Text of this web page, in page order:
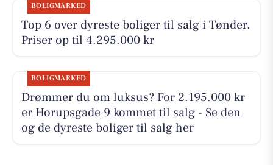
BOLIGMARKED
Top 6 over dyreste boliger til salg i Tønder.
Priser op til 4.295.000 kr
BOLIGMARKED
Drømmer du om luksus? For 2.195.000 kr
er Horupsgade 9 kommet til salg - Se den
og de dyreste boliger til salg her